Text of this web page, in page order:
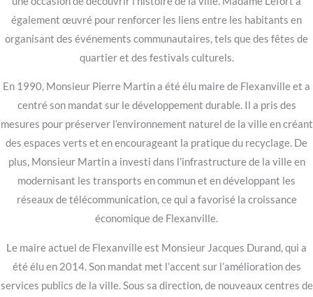
également œuvré pour renforcer les liens entre les habitants en
organisant des événements communautaires, tels que des fêtes de
quartier et des festivals culturels.
En 1990, Monsieur Pierre Martin a été élu maire de Flexanville et a
centré son mandat sur le développement durable. Il a pris des
mesures pour préserver l’environnement naturel de la ville en créant
des espaces verts et en encourageant la pratique du recyclage. De
plus, Monsieur Martin a investi dans l’infrastructure de la ville en
modernisant les transports en commun et en développant les
réseaux de télécommunication, ce qui a favorisé la croissance
économique de Flexanville.
Le maire actuel de Flexanville est Monsieur Jacques Durand, qui a
été élu en 2014. Son mandat met l’accent sur l’amélioration des
services publics de la ville. Sous sa direction, de nouveaux centres de